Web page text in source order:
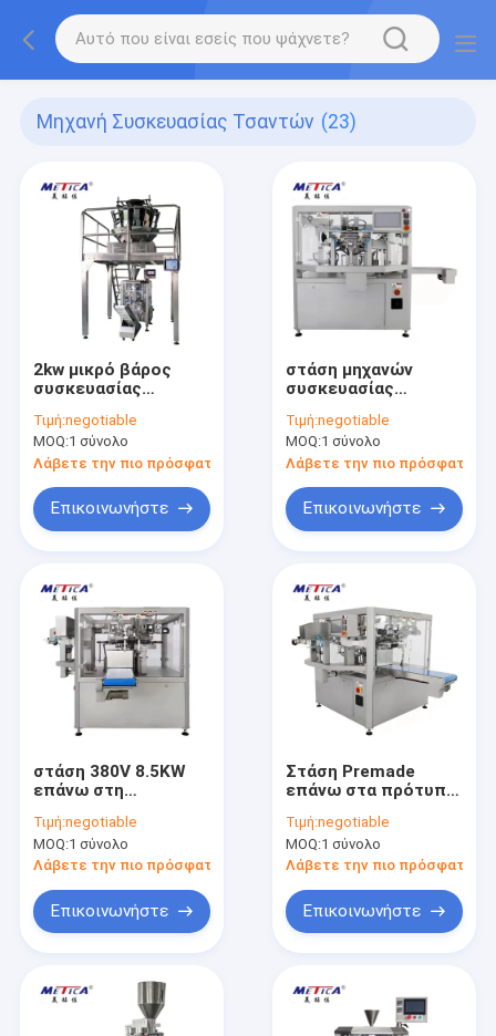
Μηχανή Συσκευασίας Τσαντών (23)
2kw μικρό βάρος
συσκευασίας
συσκευασίας
πλαστικών τσαντών
550kg με το ζυγό
Τιμή:negotiable
MOQ:1 σύνολο
Λάβετε την πιο πρόσφατη τιμή
Επικοινωνήστε
στάση μηχανών
συσκευασίας
κόκκων
multifuntional επάνω
στη μηχανή
πλήρωσης τσαντών
Τιμή:negotiable
MOQ:1 σύνολο
Λάβετε την πιο πρόσφατη
Επικοινωνήστε
στάση 380V 8.5KW
επάνω στη
σφραγίζοντας
μηχανών σερβο
μηχανή σακουλών
Τιμή:negotiable
MOQ:1 σύνολο
Λάβετε την πιο πρόσφατη τιμή
Επικοινωνήστε
Στάση Premade
επάνω στα πρότυπα
συσκευασίας
σακουλών φερμουάρ
60bags/Min κκπ
Τιμή:negotiable
MOQ:1 σύνολο
Λάβετε την πιο πρόσφατη
Επικοινωνήστε